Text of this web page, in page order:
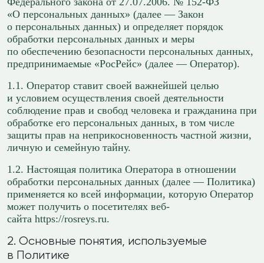
«О персональных данных» (далее — Закон
о персональных данных) и определяет порядок
обработки персональных данных и меры
по обеспечению безопасности персональных данных,
предпринимаемые «РосРейс» (далее — Оператор).
1.1. Оператор ставит своей важнейшей целью
и условием осуществления своей деятельности
соблюдение прав и свобод человека и гражданина при
обработке его персональных данных, в том числе
защиты прав на неприкосновенность частной жизни,
личную и семейную тайну.
1.2. Настоящая политика Оператора в отношении
обработки персональных данных (далее — Политика)
применяется ко всей информации, которую Оператор
может получить о посетителях веб-
сайта https://rosreys.ru.
2. Основные понятия, используемые
в Политике